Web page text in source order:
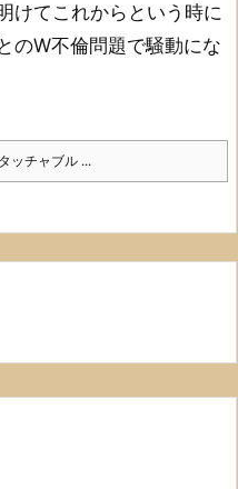
けてこれからという時に
のW不倫問題で騒動にな
ッチャブル ...